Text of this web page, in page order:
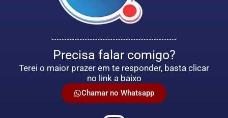
Precisa falar comigo?
Terei o maior prazer em te responder, basta clicar
no link a baixo
Chamar no Whatsapp